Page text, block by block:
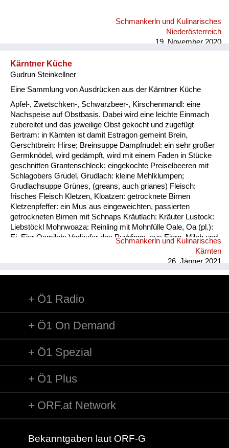
Schmankerln und Kulinarisches
Niederösterreich
19. November 2020
Kärntner Küche
Gudrun Steinkellner
Eine Sammlung von Ausdrücken aus der Kärntner Küche
Apfel-, Zwetschken-, Schwarzbeer-, Kirschenmandl: eine
Nachspeise auf Obstbasis. Dabei wird eine leichte Einmach
zubereitet und das jeweilige Obst gekocht und zugefügt
Bertram: in Kärnten ist damit Estragon gemeint Brein,
Gerschtbrein: Hirse; Breinsuppe Dampfnudel: ein sehr großer
Germknödel, wird gedämpft, wird mit einem Faden in Stücke
geschnitten Grantenschleck: eingekochte Preiselbeeren mit
Schlagobers Grudel, Grudlach: kleine Mehlklumpen;
Grudlachsuppe Grünes, (greans, auch grianes) Fleisch:
frisches Fleisch Kletzen, Kloatzen: getrocknete Birnen
Kletzenpfeffer: ein Mus aus eingeweichten, passierten
getrockneten Birnen mit Schnaps Kräutlach: Kräuter Lustock:
Liebstöckl Mohnwoaza: Reinling mit Mohnfülle Oale, Oa (pl.):
Ei, Eier Oamilch: Vorläufer des Puddings, aus Eiern, Milch und
Lavanttal, Mohnwoaza mit einem Saft aus Dörrobst und
Schmankerln und Kulinarisches
Kärnten
26. Jänner 2021
Ö1 Radio
Ö1 On Demand
Ö1 Spezial
Ö1 Plus
ORF.at Network
Bekanntgaben laut ORF-G